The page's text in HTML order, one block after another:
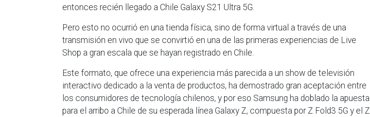
entonces recién llegado a Chile Galaxy S21 Ultra 5G.
Pero esto no ocurrió en una tienda física, sino de forma virtual a través de una
transmisión en vivo que se convirtió en una de las primeras experiencias de Live
Shop a gran escala que se hayan registrado en Chile.
Este formato, que ofrece una experiencia más parecida a un show de televisión
interactivo dedicado a la venta de productos, ha demostrado gran aceptación entre
los consumidores de tecnología chilenos, y por eso Samsung ha doblado la apuesta
para el arribo a Chile de su esperada línea Galaxy Z, compuesta por Z Fold3 5G y el Z